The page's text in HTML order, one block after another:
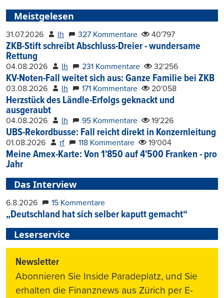
Meistgelesen
31.07.2026 lh 327 Kommentare 40'797
ZKB-Stift schreibt Abschluss-Dreier - wundersame
Rettung
04.08.2026 lh 231 Kommentare 32'256
KV-Noten-Fall weitet sich aus: Ganze Familie bei ZKB
03.08.2026 lh 171 Kommentare 20'058
Herzstück des Ländle-Erfolgs geknackt und
ausgeraubt
04.08.2026 lh 95 Kommentare 19'226
UBS-Rekordbusse: Fall reicht direkt in Konzernleitung
01.08.2026 rf 118 Kommentare 19'004
Meine Amex-Karte: Von 1'850 auf 4'500 Franken - pro
Jahr
Das Interview
6.8.2026 15 Kommentare
„Deutschland hat sich selber kaputt gemacht“
Leserservice
Newsletter
Abonnieren Sie Inside Paradeplatz, und Sie
erhalten die Finanznews aus Zürich per E-